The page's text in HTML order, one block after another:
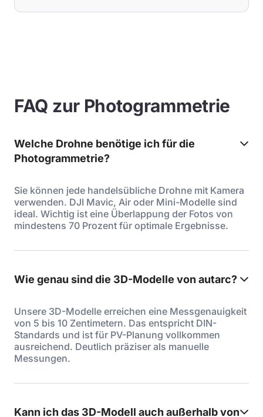
FAQ zur Photogrammetrie
Welche Drohne benötige ich für die
Photogrammetrie?
Sie können jede handelsübliche Drohne mit Kamera
verwenden. DJI Mavic, Air oder Mini-Modelle sind
ideal. Wichtig ist eine Überlappung der Fotos von
mindestens 70 Prozent für optimale Ergebnisse.
Wie genau sind die 3D-Modelle von autarc?
Unsere 3D-Modelle erreichen eine Messgenauigkeit
von 5 bis 10 Zentimetern. Das entspricht DIN-
Standards und ist für PV-Planung vollkommen
ausreichend. Deutlich präziser als manuelle
Messungen.
Kann ich das 3D-Modell auch außerhalb von